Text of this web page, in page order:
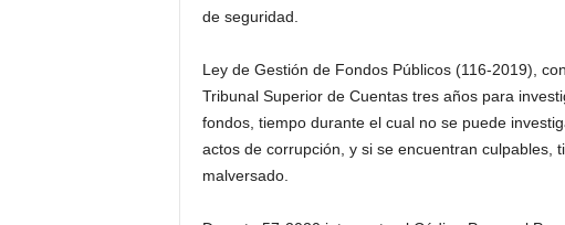
de seguridad.
Ley de Gestión de Fondos Públicos (116-2019),
Tribunal Superior de Cuentas tres años para
fondos, tiempo durante el cual no se puede
actos de corrupción, y si se encuentran culpables,
malversado.